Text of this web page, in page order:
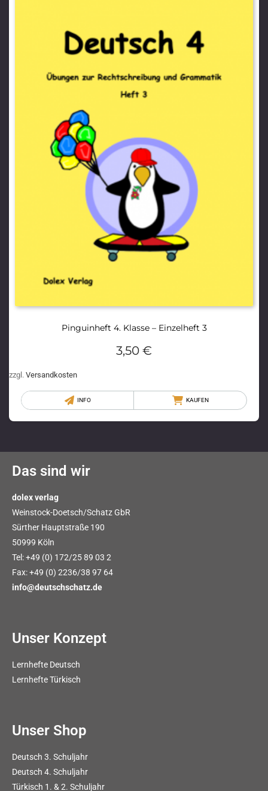
Pinguinheft 4. Klasse – Einzelheft 3
3,50 €
zzgl. Versandkosten
INFO KAUFEN
Das sind wir
dolex verlag
Weinstock-Doetsch/Schatz GbR
Sürther Hauptstraße 190
50999 Köln
Tel: +49 (0) 172/25 89 03 2
Fax: +49 (0) 2236/38 97 64
info@deutschschatz.de
Unser Konzept
Lernhefte Deutsch
Lernhefte Türkisch
Unser Shop
Deutsch 3. Schuljahr
Deutsch 4. Schuljahr
Türkisch 1. & 2. Schuljahr